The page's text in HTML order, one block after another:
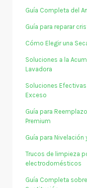
Guía Completa del
Guía para reparar
Cómo Elegir una
Soluciones a la
Lavadora
Soluciones Efectivas
Exceso
Guía para
Premium
Guía para
Trucos de limpieza
electrodomésticos
Guía Completa